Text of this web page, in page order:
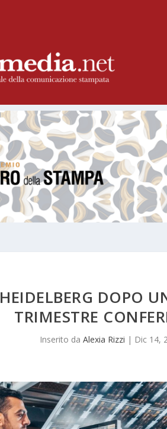
HEIDELBERG DOPO
TRIMESTRE
Inserito daAlexia Rizzi | Dic 14,